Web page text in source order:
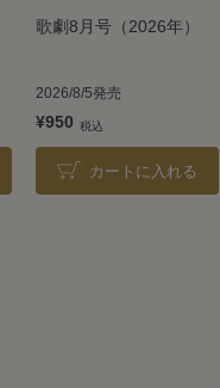
歌劇8月号（2026年）
2026/8/5発売
¥950
カートに入れる